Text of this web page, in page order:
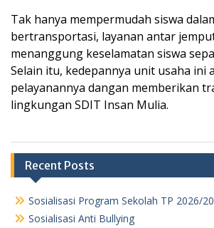
Tak hanya mempermudah siswa
bertransportasi, layanan antar
menanggung keselamatan siswa
Selain itu, kedepannya unit usaha ini
pelayanannya dangan memberikan
lingkungan SDIT Insan Mulia.
Recent Posts
Sosialisasi Program Sekolah TP 2026/
Sosialisasi Anti Bullying